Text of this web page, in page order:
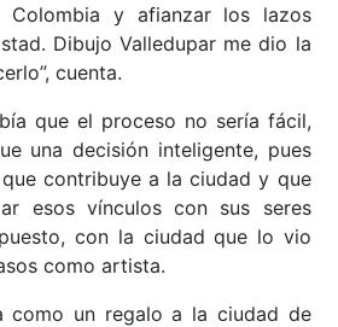
Colombia y afianzar los lazos
Dibujo Valledupar me dio la
cuenta.
que el proceso no sería fácil,
una decisión inteligente, pues
contribuye a la ciudad y que
esos vínculos con sus seres
con la ciudad que lo vio
como artista.
como un regalo a la ciudad de